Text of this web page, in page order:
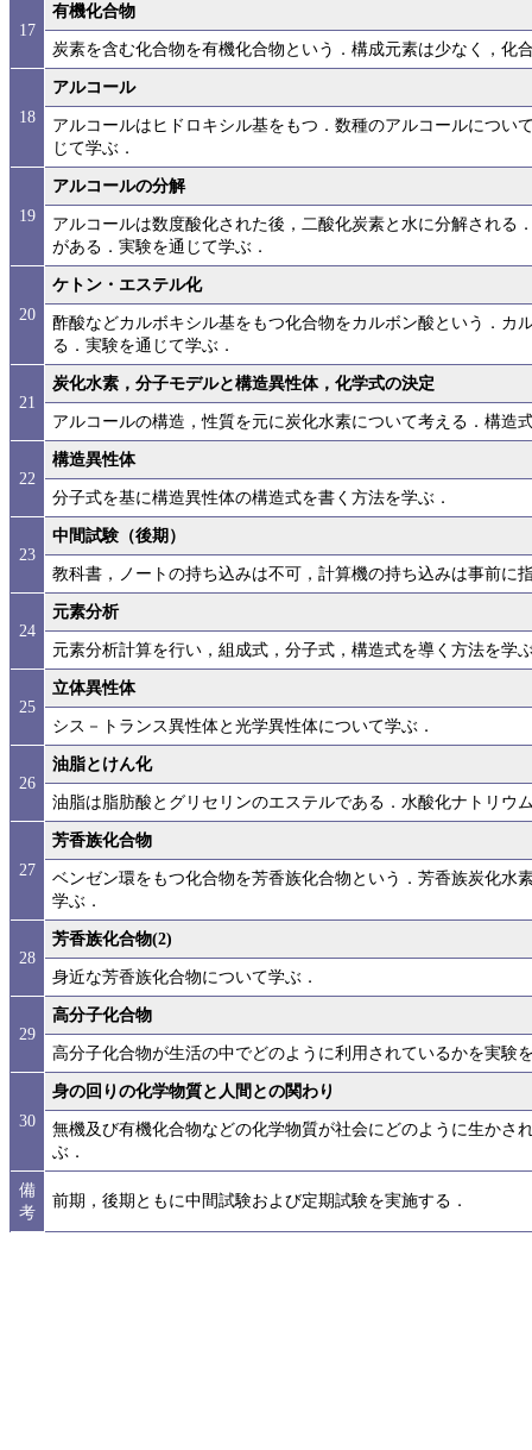
17
有機化合物
炭素を含む化合物を有機化合物という．構成元素は少なく，化
18
アルコール
アルコールはヒドロキシル基をもつ．数種のアルコールについ
じて学ぶ．
19
アルコールの分解
アルコールは数度酸化された後，二酸化炭素と水に分解される
がある．実験を通じて学ぶ．
20
ケトン・エステル化
酢酸などカルボキシル基をもつ化合物をカルボン酸という．カ
る．実験を通じて学ぶ．
21
炭化水素，分子モデルと構造異性体，化学式の決定
アルコールの構造，性質を元に炭化水素について考える．構造
22
構造異性体
分子式を基に構造異性体の構造式を書く方法を学ぶ．
23
中間試験（後期）
教科書，ノートの持ち込みは不可，計算機の持ち込みは事前に
24
元素分析
元素分析計算を行い，組成式，分子式，構造式を導く方法を学
25
立体異性体
シス－トランス異性体と光学異性体について学ぶ．
26
油脂とけん化
油脂は脂肪酸とグリセリンのエステルである．水酸化ナトリウ
27
芳香族化合物
ベンゼン環をもつ化合物を芳香族化合物という．芳香族炭化水
学ぶ．
28
芳香族化合物(2)
身近な芳香族化合物について学ぶ．
29
高分子化合物
高分子化合物が生活の中でどのように利用されているかを実験
30
身の回りの化学物質と人間との関わり
無機及び有機化合物などの化学物質が社会にどのように生かさ
ぶ．
備
考
前期，後期ともに中間試験および定期試験を実施する．